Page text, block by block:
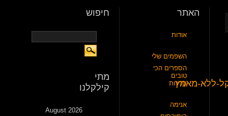
האתר
אודות
השפמים שלי
הספרים הכי
טובים
סדרות
אנימה
חיפוש
מתי
קילקלנו
August 2026